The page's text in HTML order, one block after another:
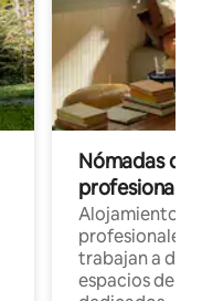
Nómadas
Alojamientos
profesionales
trabajan a
espacios de